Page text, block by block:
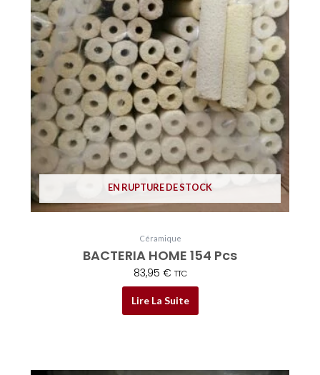
EN RUPTURE DE STOCK
Céramique
BACTERIA HOME 154 Pcs
83,95 € TTC
Lire La Suite